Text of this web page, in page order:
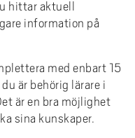
hittar aktuell
information på
med enbart 15
är behörig lärare i
är en bra möjlighet
sina kunskaper.